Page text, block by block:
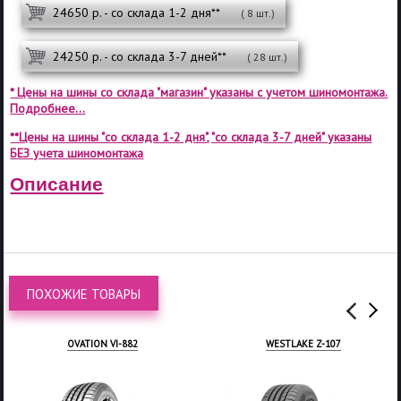
24650 р. - со склада 1-2 дня** ( 8 шт.)
24250 р. - со склада 3-7 дней** ( 28 шт.)
* Цены на шины со склада "магазин" указаны с учетом шиномонтажа.
Подробнее...
**Цены на шины "со склада 1-2 дня", "со склада 3-7 дней" указаны
БЕЗ учета шиномонтажа
Описание
ПОХОЖИЕ ТОВАРЫ
OVATION VI-882 WESTLAKE Z-107